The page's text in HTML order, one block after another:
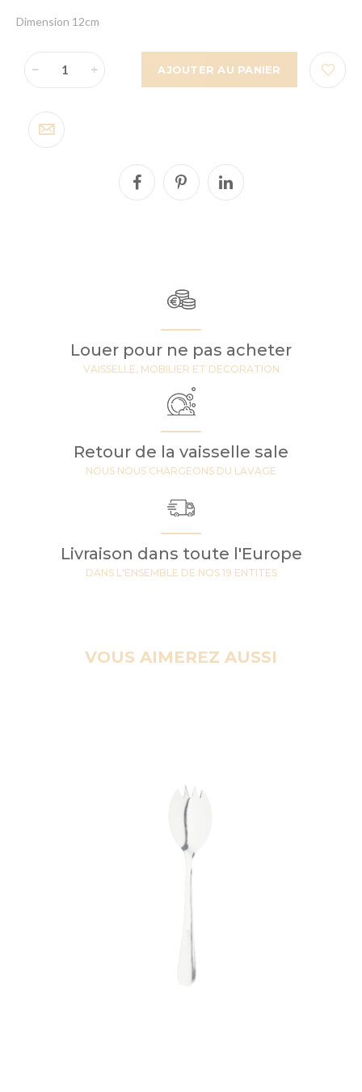
Dimension 12cm
AJOUTER AU PANIER
Louer pour ne pas acheter
VAISSELLE, MOBILIER ET DECORATION
Retour de la vaisselle sale
NOUS NOUS CHARGEONS DU LAVAGE
Livraison dans toute l'Europe
DANS L'ENSEMBLE DE NOS 19 ENTITES
VOUS AIMEREZ AUSSI